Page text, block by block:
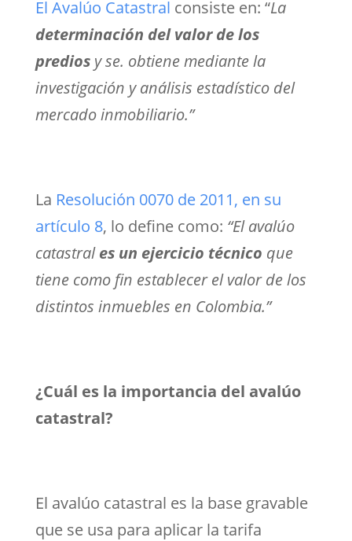
El Avalúo Catastral consiste en: “La
determinación del valor de los
prediosy se. obtiene mediante la
investigación y análisis estadístico del
mercado inmobiliario.”
La Resolución 0070 de 2011, en su
artículo 8, lo define como: “El avalúo
catastrales un ejercicio técnico que
tiene como fin establecer el valor de los
distintos inmuebles en Colombia.”
¿Cuál es la importancia del avalúo
catastral?
El avalúo catastral es la base gravable
que se usa para aplicar la tarifa